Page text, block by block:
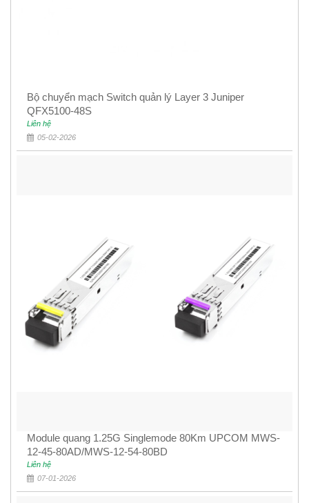
Bộ chuyển mạch Switch quản lý Layer 3 Juniper
QFX5100-48S
Liên hệ
05-02-2026
Module quang 1.25G Singlemode 80Km UPCOM MWS-
12-45-80AD/MWS-12-54-80BD
Liên hệ
07-01-2026